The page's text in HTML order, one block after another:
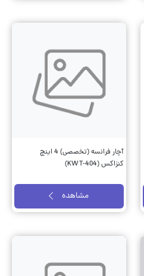
آچار فرانسه (تخصصی) 4 اینچ
کنزاکس (KWT-404)
مشاهده